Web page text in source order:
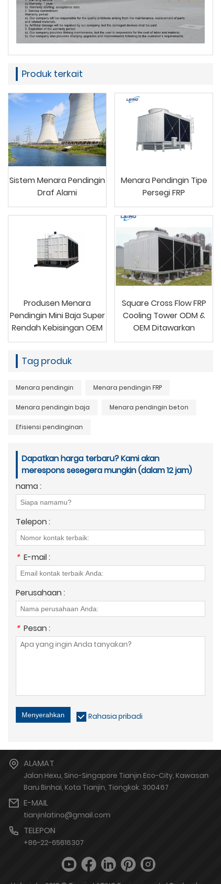
Produk terkait
Sistem Menara Pendingin
Draf Alami
Menara Pendingin Tipe
Persegi FRP
Produsen Menara
Pendingin Mini Baja Super
Rendah Kebisingan OEM
Square Cross Flow FRP
Cooling Tower ODM &
OEM Ditawarkan
Tag produk
Menara pendingin Menara pendingin FRP
Menara pendingin baja Menara pendingin beton
Efisiensi pendinginan
Dapatkan harga terbaru? Kami akan
merespons sesegera mungkin (dalam 12 jam)
nama :
Telepon :
* E-mail :
Perusahaan :
* Pesan :
Menyerahkan Rahasia pribadi
ALAMAT
Jalan Hexu, Sino-Singapore Tianjin Eco-City, Kawasan
Baru Binhai, Kota Tianjin, Tiongkok. 300467
E-MAIL
tianjinlatino@gmail.com
TELEPON
+86-22-65616307